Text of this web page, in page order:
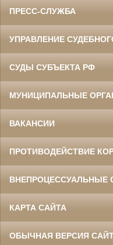
ПРЕСС-СЛУЖБА
УПРАВЛЕНИЕ
СУДЫ СУБЪЕКТА РФ
МУНИЦИПАЛЬНЫЕ
ВАКАНСИИ
ПРОТИВОДЕЙСТВИЕ
ВНЕПРОЦЕССУАЛЬНЫЕ
КАРТА САЙТА
ОБЫЧНАЯ ВЕРСИЯ